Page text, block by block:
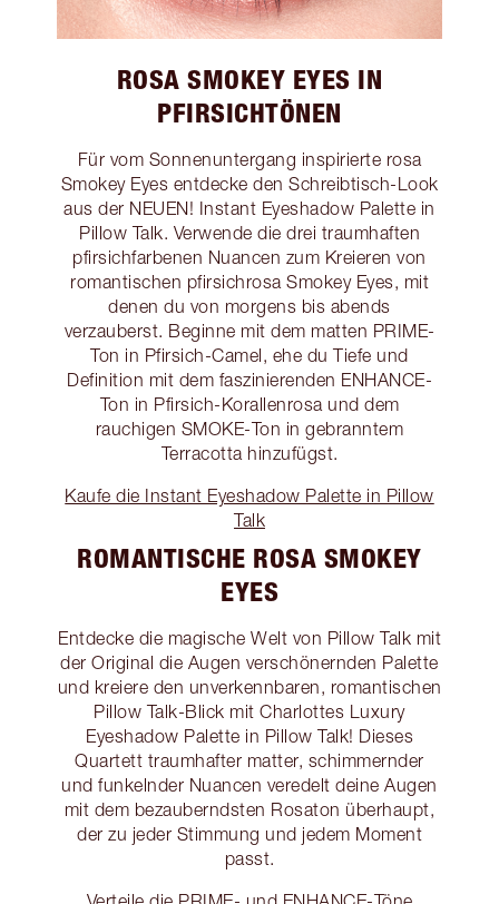
ROSA SMOKEY EYES IN
PFIRSICHTÖNEN
Für vom Sonnenuntergang inspirierte rosa
Smokey Eyes entdecke den Schreibtisch-Look
aus der NEUEN! Instant Eyeshadow Palette in
Pillow Talk. Verwende die drei traumhaften
pfirsichfarbenen Nuancen zum Kreieren von
romantischen pfirsichrosa Smokey Eyes, mit
denen du von morgens bis abends
verzauberst. Beginne mit dem matten PRIME-
Ton in Pfirsich-Camel, ehe du Tiefe und
Definition mit dem faszinierenden ENHANCE-
Ton in Pfirsich-Korallenrosa und dem
rauchigen SMOKE-Ton in gebranntem
Terracotta hinzufügst.
Kaufe die Instant Eyeshadow Palette in Pillow
Talk
ROMANTISCHE ROSA SMOKEY
EYES
Entdecke die magische Welt von Pillow Talk mit
der Original die Augen verschönernden Palette
und kreiere den unverkennbaren, romantischen
Pillow Talk-Blick mit Charlottes Luxury
Eyeshadow Palette in Pillow Talk! Dieses
Quartett traumhafter matter, schimmernder
und funkelnder Nuancen veredelt deine Augen
mit dem bezauberndsten Rosaton überhaupt,
der zu jeder Stimmung und jedem Moment
passt.